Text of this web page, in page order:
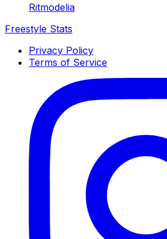
Ritmodelia
Freestyle Stats
Privacy Policy
Terms of Service